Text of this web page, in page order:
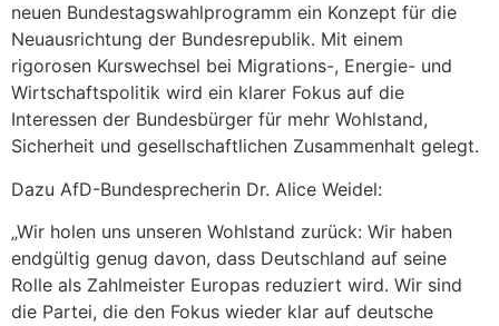
neuen Bundestagswahlprogramm ein Konzept für die
Neuausrichtung der Bundesrepublik. Mit einem
rigorosen Kurswechsel bei Migrations-, Energie- und
Wirtschaftspolitik wird ein klarer Fokus auf die
Interessen der Bundesbürger für mehr Wohlstand,
Sicherheit und gesellschaftlichen Zusammenhalt gelegt.
Dazu AfD-Bundesprecherin Dr. Alice Weidel:
„Wir holen uns unseren Wohlstand zurück: Wir haben
endgültig genug davon, dass Deutschland auf seine
Rolle als Zahlmeister Europas reduziert wird. Wir sind
die Partei, die den Fokus wieder klar auf deutsche